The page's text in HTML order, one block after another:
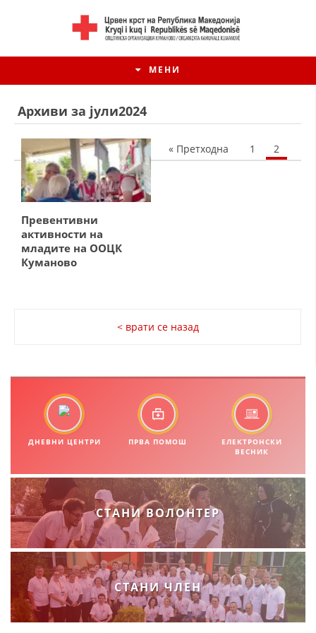
МЕНИ
ОРГАНИЗАЦИЈА КУМАНОВО
ЗАКОН ЗА ЦКРМ
СТАТУТ НА ЦКРМ
ОРГАНИЗАЦИЈА И РАЗВОЈ
РАКОВОДЕН ОДБОР
СОБРАНИЕ
СТРУКТУРА И ОРГАНИЗАЦИОНА ПОСТАВЕНОСТ
Архиви за јули2024
Превентивни
активности на
младите на ООЦК
Куманово
« Претходна 1 2
< врати се назад
ДНЕВНИ ЦЕНТРИ ПРВА ПОМОШ
ЕЛЕКТРОНСКИ
ВЕСНИК
СТАНИ ВОЛОНТЕР
СТАНИ ЧЛЕН